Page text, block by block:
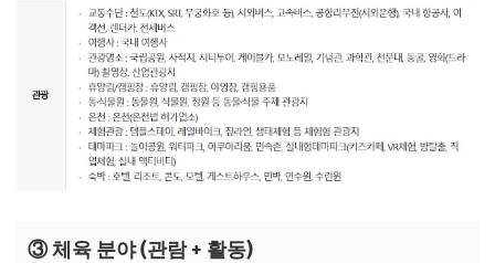
③ 체육 분야 (관람 + 활동)